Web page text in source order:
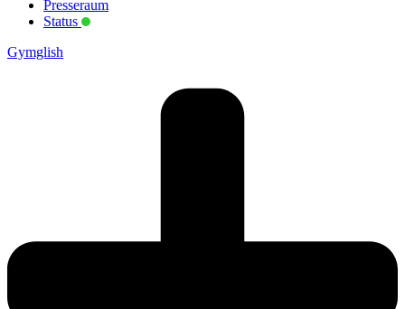
Presseraum
Status
Gymglish